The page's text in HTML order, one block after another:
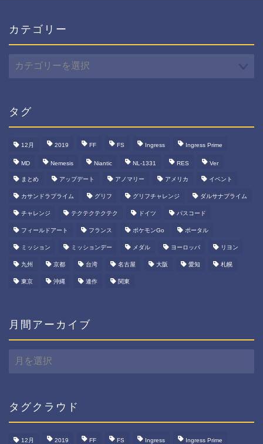
カテゴリー
テ
ー
タグ
12月 2019 FF FS Ingress Ingress Prime
MD Nemesis Niantic NL-1331 RES Ver
まとめ アップデート アノマリー アメリカ イベント
カサンドラプライム グリフ グリフチャレンジ ダルサナプライム
チャレンジ テクテクテクテク ドイツ パスコード
フィールドアート フランス ポケモンGo ポータル
ミッション ミッションデー メダル ヨーロッパ リヨン
九州 京都 台湾 名古屋 大阪 愛知 札幌
東京 沖縄 連作 関東
月間アーカイブ
月
間
カ
タグクラウド
12月 2019 FF FS Ingress Ingress Prime